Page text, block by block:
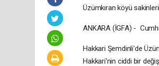
Üzümkıran köyü
ANKARA (İGFA) -
Hakkari Şemdinli'de
Hakkari'nin ciddi bir